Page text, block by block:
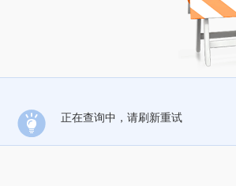
正在查询中，请刷新重试